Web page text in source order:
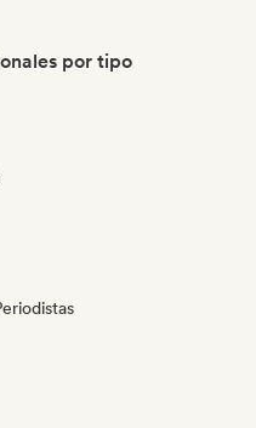
por tipo